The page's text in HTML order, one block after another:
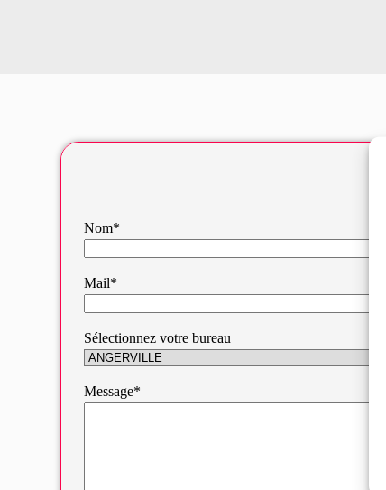
Nom*
Mail*
Sélectionnez votre bureau
Message*